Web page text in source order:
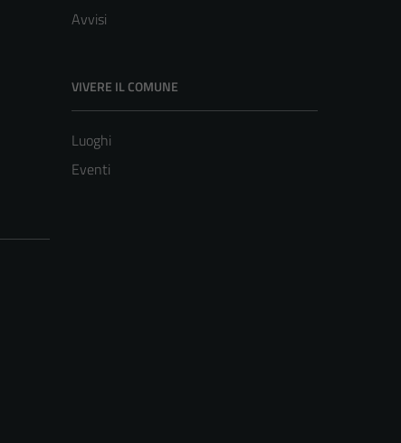
Avvisi
VIVERE IL COMUNE
Luoghi
Eventi